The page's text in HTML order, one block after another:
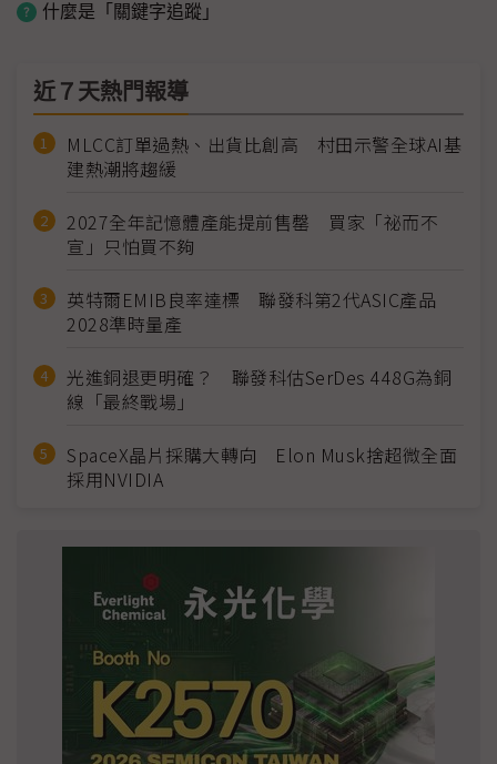
什麼是「關鍵字追蹤」
近７天熱門報導
MLCC訂單過熱、出貨比創高 村田示警全球AI基
建熱潮將趨緩
2027全年記憶體產能提前售罄 買家「祕而不
宣」只怕買不夠
英特爾EMIB良率達標 聯發科第2代ASIC產品
2028準時量產
光進銅退更明確？ 聯發科估SerDes 448G為銅
線「最終戰場」
SpaceX晶片採購大轉向 Elon Musk捨超微全面
採用NVIDIA